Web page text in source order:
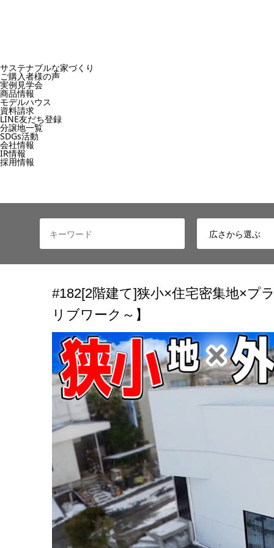
サステナブルな家づくり
ご購入者様の声
実例見学会
商品情報
モデルハウス
資料請求
LINE友だち登録
分譲地一覧
SDGs活動
会社情報
IR情報
採用情報
#182[2階建て]狭小×住宅密集地×プ
リブワーク～】